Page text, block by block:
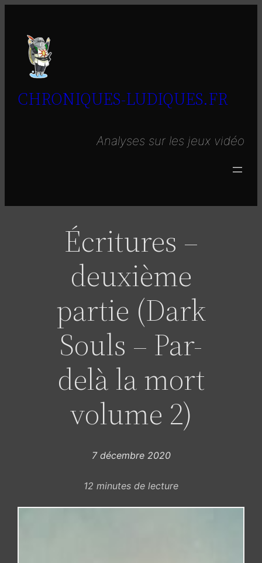
contenu
CHRONIQUES-LUDIQUES.FR
Analyses sur les jeux vidéo
Écritures –
deuxième
partie (Dark
Souls – Par-
delà la mort
volume 2)
7 décembre 2020
12 minutes de lecture